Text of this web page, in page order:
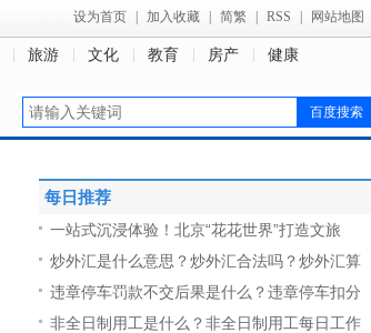
设为首页 加入收藏 简繁 RSS 网站地图
旅游 文化 教育 房产 健康
每日推荐
一站式沉浸体验！北京“花花世界”打造文旅
炒外汇是什么意思？炒外汇合法吗？炒外汇算
违章停车罚款不交后果是什么？违章停车扣分
非全日制用工是什么？非全日制用工每日工作